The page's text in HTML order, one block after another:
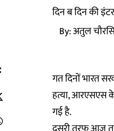
दिन ब दिन की
By:अतुल
गत दिनों भारत
हत्या, आरएसएस
गई है.